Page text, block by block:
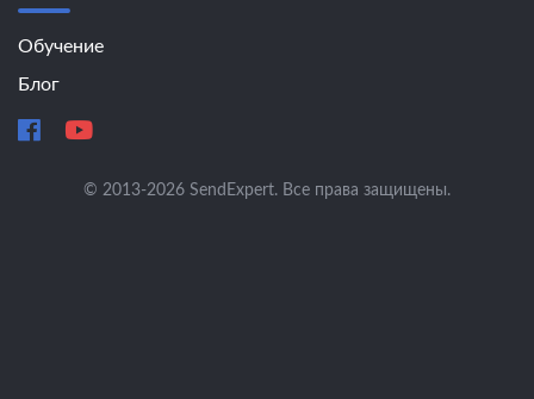
Обучение
Блог
© 2013-2026 SendExpert. Все права защищены.